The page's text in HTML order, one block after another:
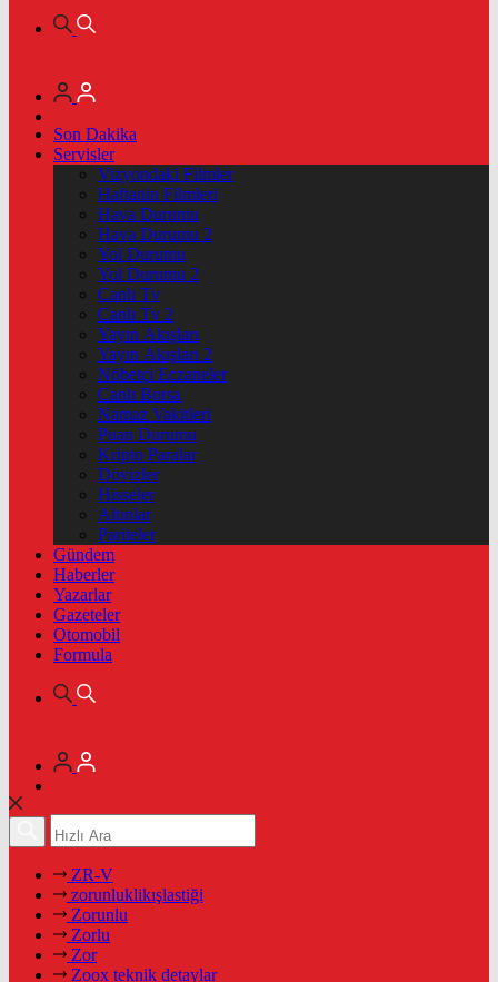
Son Dakika
Servisler
Vizyondaki Filmler
Haftanin Filmleri
Hava Durumu
Hava Durumu 2
Yol Durumu
Yol Durumu 2
Canlı Tv
Canlı Tv 2
Yayın Akışları
Yayın Akışları 2
Nöbetçi Eczaneler
Canlı Borsa
Namaz Vakitleri
Puan Durumu
Kripto Paralar
Dövizler
Hisseler
Altınlar
Pariteler
Gündem
Haberler
Yazarlar
Gazeteler
Otomobil
Formula
ZR-V
zorunluklikışlastiği
Zorunlu
Zorlu
Zor
Zoox teknik detaylar